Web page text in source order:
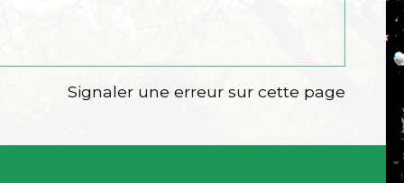
Signaler une erreur sur cette page